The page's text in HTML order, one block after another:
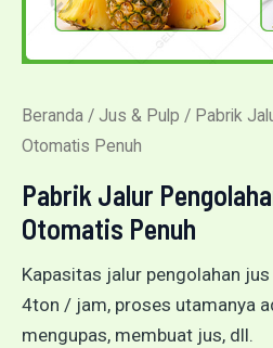
Beranda / Jus & Pulp / Pabrik
Otomatis Penuh
Pabrik Jalur
Otomatis Penuh
Kapasitas jalur pengolahan
4ton / jam, proses utamanya
mengupas, membuat jus, dll.